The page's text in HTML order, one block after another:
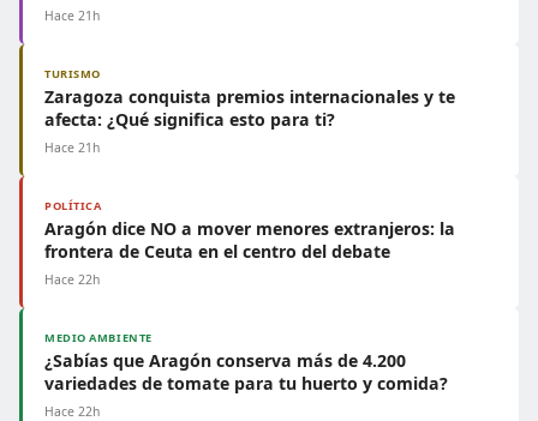
Hace 21h
TURISMO
Zaragoza conquista premios internacionales y te
afecta: ¿Qué significa esto para ti?
Hace 21h
POLÍTICA
Aragón dice NO a mover menores extranjeros: la
frontera de Ceuta en el centro del debate
Hace 22h
MEDIO AMBIENTE
¿Sabías que Aragón conserva más de 4.200
variedades de tomate para tu huerto y comida?
Hace 22h